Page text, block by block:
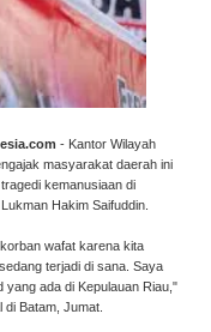
- Kantor Wilayah
masyarakat daerah ini
kemanusiaan di
Hakim Saifuddin.
wafat karena kita
terjadi di sana. Saya
yang ada di Kepulauan Riau,"
Batam, Jumat.